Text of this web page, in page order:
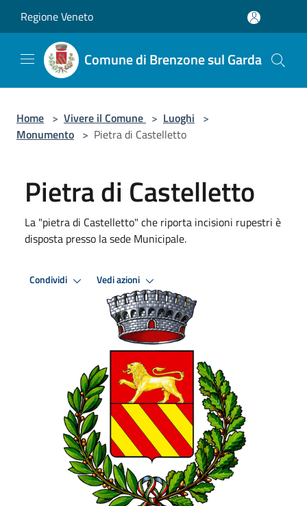
Regione Veneto
Comune di Brenzone sul Garda
Home > Vivere il Comune > Luoghi >
Monumento > Pietra di Castelletto
Pietra di Castelletto
La "pietra di Castelletto" che riporta incisioni rupestri è
disposta presso la sede Municipale.
Condividi Vedi azioni